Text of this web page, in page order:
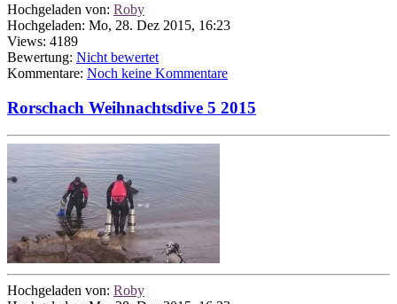
Hochgeladen von: Roby
Hochgeladen: Mo, 28. Dez 2015, 16:23
Views: 4189
Bewertung: Nicht bewertet
Kommentare: Noch keine Kommentare
Rorschach Weihnachtsdive 5 2015
Hochgeladen von: Roby